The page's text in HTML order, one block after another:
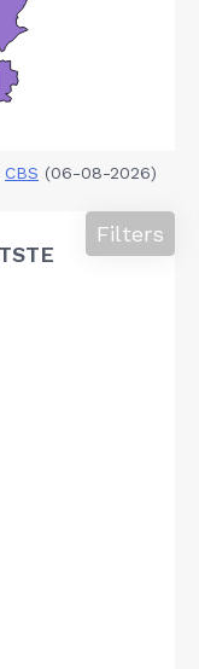
CBS (06-08-2026)
Filters